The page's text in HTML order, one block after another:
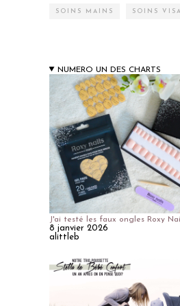
SOINS MAINS SOINS
NUMERO UN DES CHARTS
J'ai testé les faux ongles Roxy
8 janvier 2026
alittleb